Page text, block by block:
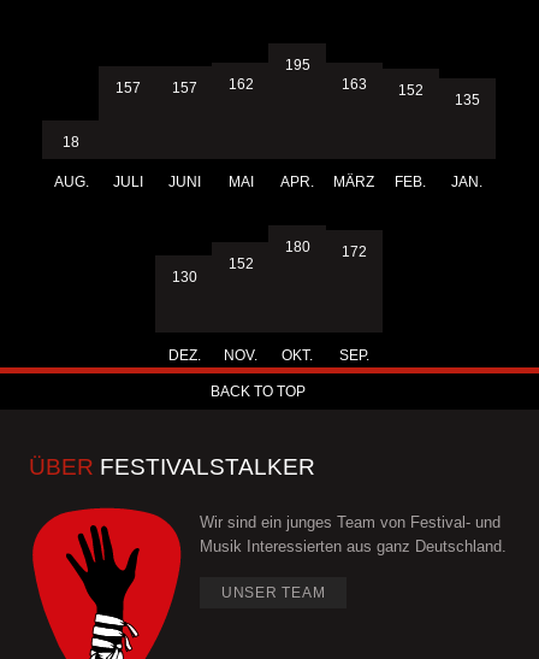
18
AUG.
157
JULI
157
JUNI
162
MAI
195
APR.
163
MÄRZ
152
FEB.
135
JAN.
130
DEZ.
152
NOV.
180
OKT.
172
SEP.
BACK TO TOP
ÜBER FESTIVALSTALKER
Wir sind ein junges Team von Festival- und
Musik Interessierten aus ganz Deutschland.
UNSER TEAM